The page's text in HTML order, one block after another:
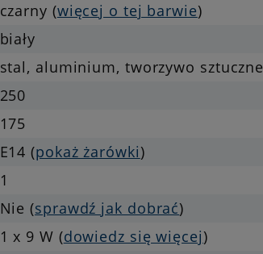
czarny (więcej o tej barwie)
biały
stal, aluminium, tworzywo sztuczne
250
175
E14 (pokaż żarówki)
1
Nie (sprawdź jak dobrać)
1 x 9 W (dowiedz się więcej)